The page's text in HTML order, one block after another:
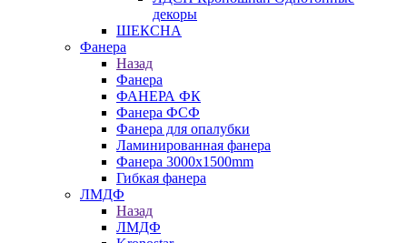
декоры
ШЕКСНА
Фанера
Назад
Фанера
ФАНЕРА ФК
Фанера ФСФ
Фанера для опалубки
Ламинированная фанера
Фанера 3000х1500mm
Гибкая фанера
ЛМДФ
Назад
ЛМДФ